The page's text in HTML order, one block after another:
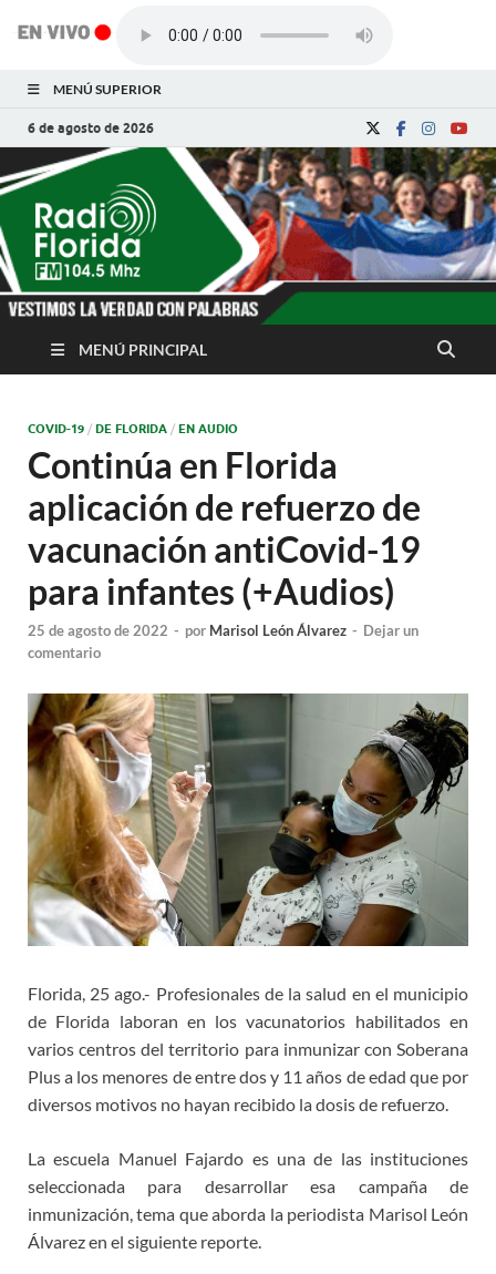
MENÚ SUPERIOR
6 de agosto de 2026
Radio Florida de
Cuba
Noticias y Actualidades de Florida, Camagüey,
MENÚ PRINCIPAL
COVID-19 / DE FLORIDA / EN AUDIO
Continúa en Florida
aplicación de refuerzo de
vacunación antiCovid-19
para infantes (+Audios)
25 de agosto de 2022 - por Marisol León Álvarez - Dejar un
comentario
Florida, 25 ago.- Profesionales de la salud en el municipio
de Florida laboran en los vacunatorios habilitados en
varios centros del territorio para inmunizar con Soberana
Plus a los menores de entre dos y 11 años de edad que por
diversos motivos no hayan recibido la dosis de refuerzo.
La escuela Manuel Fajardo es una de las instituciones
seleccionada para desarrollar esa campaña de
inmunización, tema que aborda la periodista Marisol León
Álvarez en el siguiente reporte.